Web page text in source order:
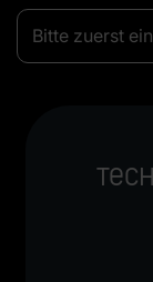
Bitte zuerst